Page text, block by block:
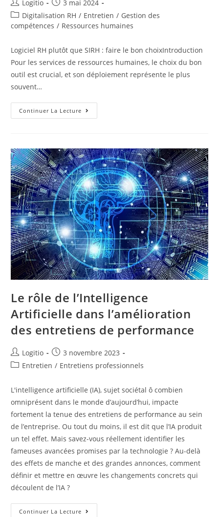
Logitio
3 mai 2024
Digitalisation RH / Entretien / Gestion des
compétences / Ressources humaines
Logiciel RH plutôt que SIRH : faire le bon choixIntroduction
Pour les services de ressources humaines, le choix du bon
outil est crucial, et son déploiement représente le plus
souvent…
Continuer La Lecture
Le rôle de l’Intelligence
Artificielle dans l’amélioration
des entretiens de performance
Logitio
3 novembre 2023
Entretien / Entretiens professionnels
L'intelligence artificielle (IA), sujet sociétal ô combien
omniprésent dans le monde d’aujourd’hui, impacte
fortement la tenue des entretiens de performance au sein
de l’entreprise. Ou tout du moins, il est dit que l’IA produit
un tel effet. Mais savez-vous réellement identifier les
fameuses avancées promises par la technologie ? Au-delà
des effets de manche et des grandes annonces, comment
définir et mettre en œuvre les changements concrets qui
découlent de l’IA ?
Continuer La Lecture